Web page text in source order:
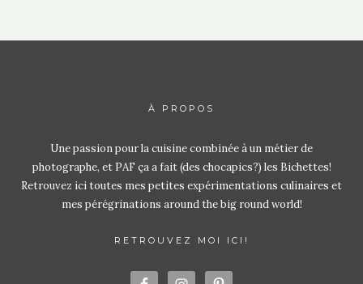
À PROPOS
Une passion pour la cuisine combinée à un métier de
photographe, et PAF ça a fait (des chocapics?) les Bichettes!
Retrouvez ici toutes mes petites expérimentations culinaires et
mes pérégrinations around the big round world!
RETROUVEZ MOI ICI!